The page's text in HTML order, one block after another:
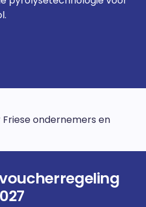
Friese ondernemers en